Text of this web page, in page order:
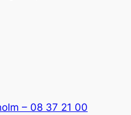
– 08 37 21 00